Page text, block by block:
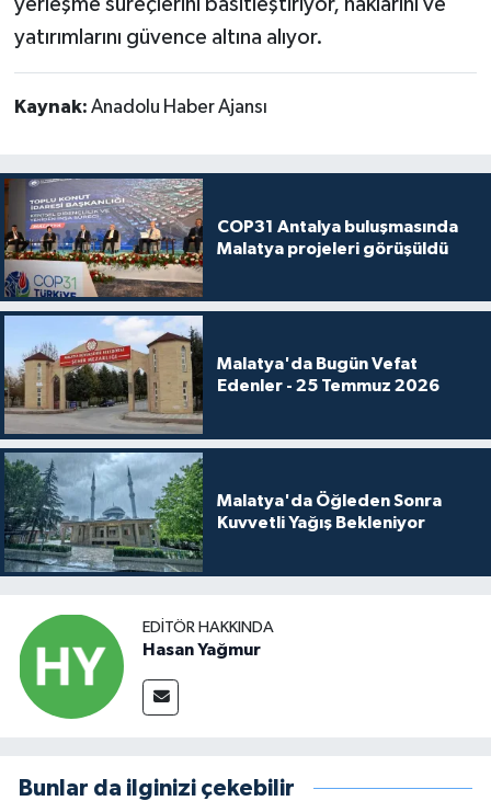
yatırımlarını güvence altına alıyor.
Kaynak: Anadolu Haber Ajansı
COP31 Antalya buluşmasında
Malatya projeleri görüşüldü
Malatya'da Bugün Vefat
Edenler - 25 Temmuz 2026
Malatya'da Öğleden Sonra
Kuvvetli Yağış Bekleniyor
EDITÖR HAKKINDA
Hasan Yağmur
Bunlar da ilginizi çekebilir